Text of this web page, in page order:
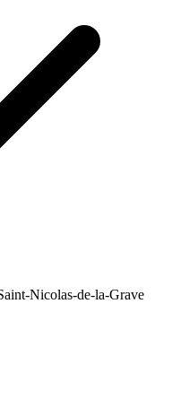
Nicolas-de-la-Grave